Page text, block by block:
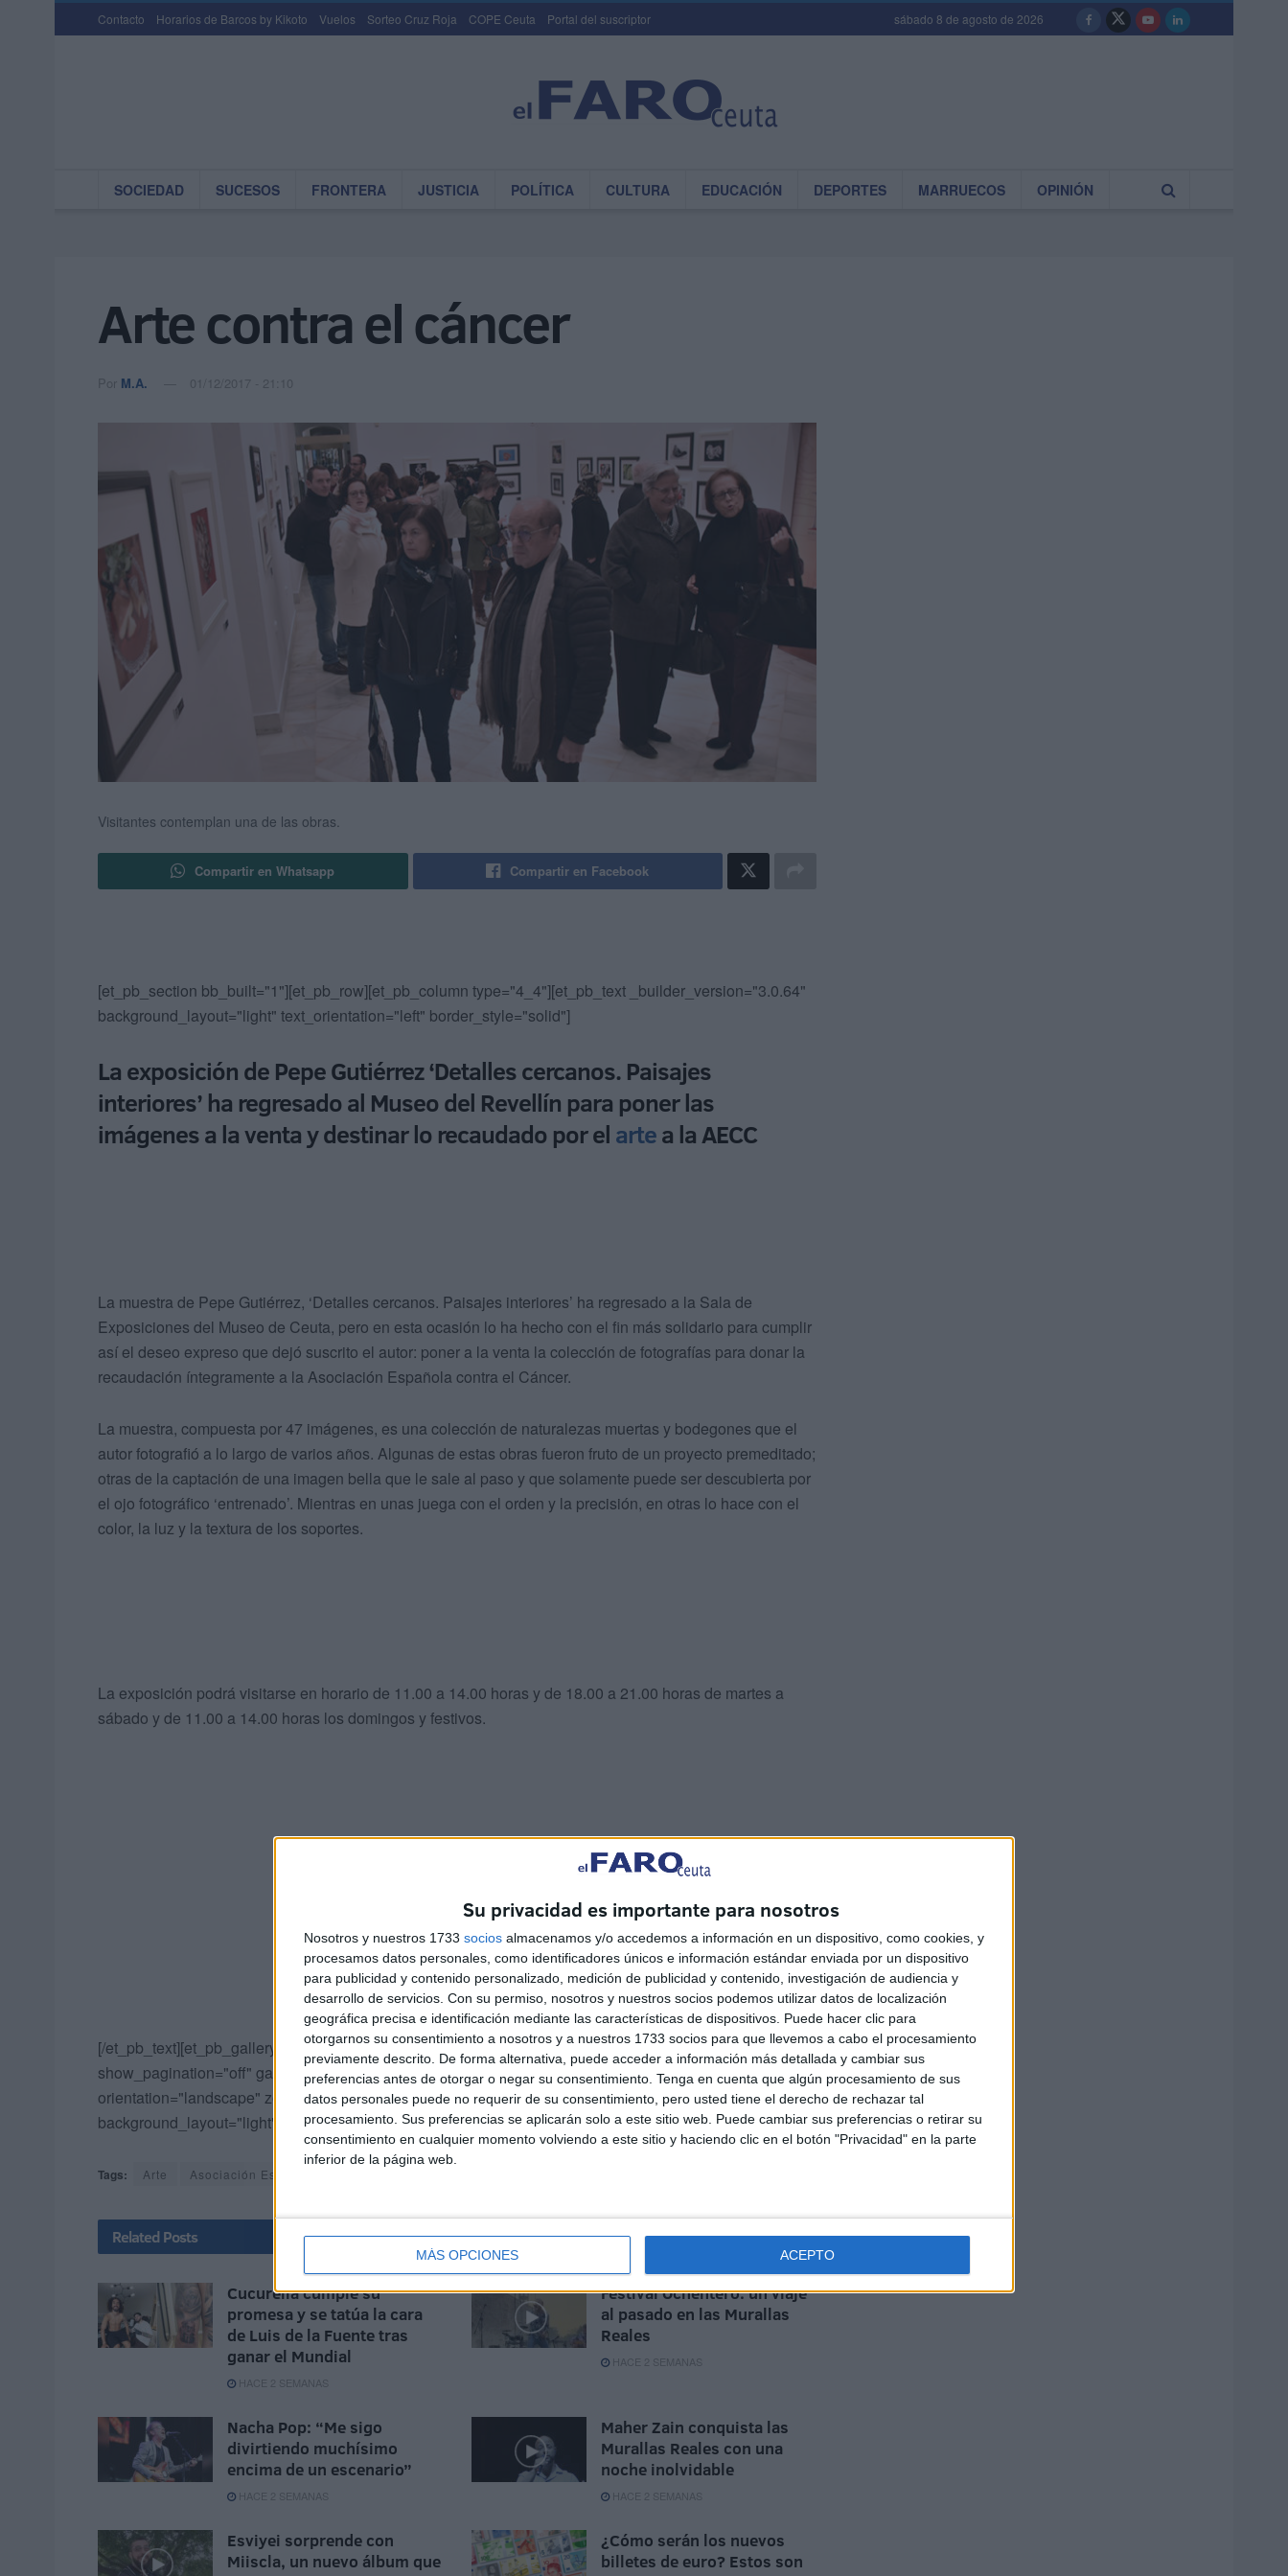
Su privacidad es importante para nosotros
Nosotros y nuestros 1733 socios almacenamos y/o accedemos a información en un dispositivo, como cookies, y
procesamos datos personales, como identificadores únicos e información estándar enviada por un dispositivo
para publicidad y contenido personalizado, medición de publicidad y contenido, investigación de audiencia y
desarrollo de servicios. Con su permiso, nosotros y nuestros socios podemos utilizar datos de localización
geográfica precisa e identificación mediante las características de dispositivos. Puede hacer clic para
otorgarnos su consentimiento a nosotros y a nuestros 1733 socios para que llevemos a cabo el procesamiento
previamente descrito. De forma alternativa, puede acceder a información más detallada y cambiar sus
preferencias antes de otorgar o negar su consentimiento. Tenga en cuenta que algún procesamiento de sus
datos personales puede no requerir de su consentimiento, pero usted tiene el derecho de rechazar tal
procesamiento. Sus preferencias se aplicarán solo a este sitio web. Puede cambiar sus preferencias o retirar su
consentimiento en cualquier momento volviendo a este sitio y haciendo clic en el botón "Privacidad" en la parte
inferior de la página web.
MÁS OPCIONES ACEPTO
Contacto Horarios de Barcos by Kikoto Vuelos Sorteo Cruz Roja COPE Ceuta Portal del suscriptor sábado 8 de agosto de 2026
SOCIEDAD SUCESOS FRONTERA JUSTICIA POLÍTICA CULTURA EDUCACIÓN DEPORTES MARRUECOS OPINIÓN
Arte contra el cáncer
Por M.A. 01/12/2017 - 21:10
Visitantes contemplan una de las obras.
Compartir en Whatsapp Compartir en Facebook
[et_pb_section bb_built="1"][et_pb_row][et_pb_column type="4_4"][et_pb_text _builder_version="3.0.64"
background_layout="light" text_orientation="left" border_style="solid"]
La exposición de Pepe Gutiérrez ‘Detalles cercanos. Paisajes
interiores’ ha regresado al Museo del Revellín para poner las
imágenes a la venta y destinar lo recaudado por el artea la AECC
La muestra de Pepe Gutiérrez, ‘Detalles cercanos. Paisajes interiores’ ha regresado a la Sala de
Exposiciones del Museo de Ceuta, pero en esta ocasión lo ha hecho con el fin más solidario para cumplir
así el deseo expreso que dejó suscrito el autor: poner a la venta la colección de fotografías para donar la
recaudación íntegramente a la Asociación Española contra el Cáncer.
La muestra, compuesta por 47 imágenes, es una colección de naturalezas muertas y bodegones que el
autor fotografió a lo largo de varios años. Algunas de estas obras fueron fruto de un proyecto premeditado;
otras de la captación de una imagen bella que le sale al paso y que solamente puede ser descubierta por
el ojo fotográfico ‘entrenado’. Mientras en unas juega con el orden y la precisión, en otras lo hace con el
color, la luz y la textura de los soportes.
La exposición podrá visitarse en horario de 11.00 a 14.00 horas y de 18.00 a 21.00 horas de martes a
sábado y de 11.00 a 14.00 horas los domingos y festivos.
[/et_pb_text][et_pb_gallery _builder_version="3.0.64" posts_number="16" show_title_and_caption="off"
show_pagination="off" gallery_ids="211264,211267,211377,211388,211415" fullwidth="off"
orientation="landscape" zoom_icon_color="#0066ac" hover_overlay_color="rgba(255,255,255,0.9)"
background_layout="light" border_style="solid" auto="off" /][/et_pb_column][/et_pb_row][/et_pb_section]
Tags: Arte Asociación Española Contra el Cáncer de Ceuta
Related Posts
Cucurella cumple su
promesa y se tatúa la cara
de Luis de la Fuente tras
ganar el Mundial
HACE 2 SEMANAS
Festival Ochentero: un viaje
al pasado en las Murallas
Reales
HACE 2 SEMANAS
Nacha Pop: “Me sigo
divirtiendo muchísimo
encima de un escenario”
HACE 2 SEMANAS
Maher Zain conquista las
Murallas Reales con una
noche inolvidable
HACE 2 SEMANAS
Esviyei sorprende con
Miiscla, un nuevo álbum que
¿Cómo serán los nuevos
billetes de euro? Estos son